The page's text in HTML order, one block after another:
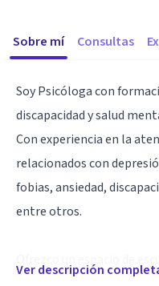
Sobre mí Consultas
Soy Psicóloga con
discapacidad y salud
Con experiencia en la
relacionados con
fobias, ansiedad,
entre otros.
Ver descripción